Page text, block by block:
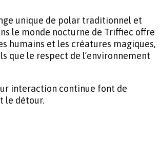
unique de polar traditionnel et
le monde nocturne de Triffiec offre
humains et les créatures magiques,
que le respect de l’environnement
interaction continue font de
le détour.